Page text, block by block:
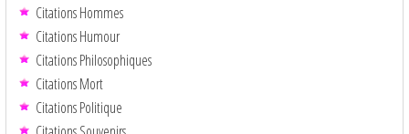
Citations Hommes
Citations Humour
Citations Philosophiques
Citations Mort
Citations Politique